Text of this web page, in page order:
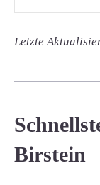
Letzte
Birstein